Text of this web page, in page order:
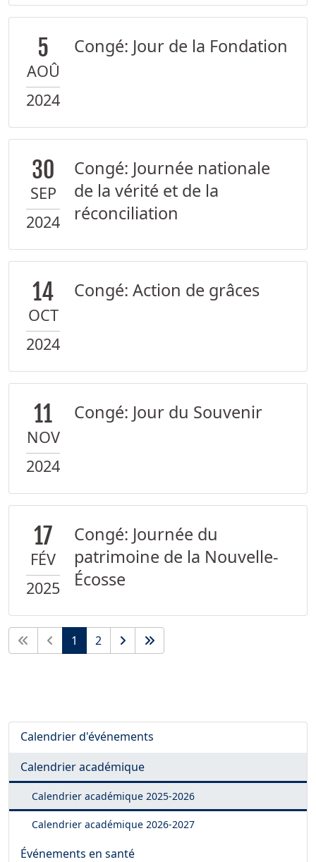
5
AOÛ
2024
Congé: Jour de la Fondation
30
SEP
2024
Congé: Journée nationale
de la vérité et de la
réconciliation
14
OCT
2024
Congé: Action de grâces
11
NOV
2024
Congé: Jour du Souvenir
17
FÉV
2025
Congé: Journée du
patrimoine de la Nouvelle-
Écosse
1 2
Calendrier d'événements
Calendrier académique
Calendrier académique 2025-2026
Calendrier académique 2026-2027
Événements en santé